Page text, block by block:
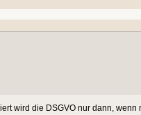
wird die DSGVO nur dann,